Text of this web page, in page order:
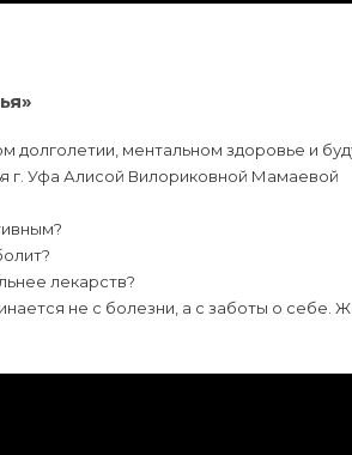
долголетии, ментальном здоровье и
г. Уфа Алисой Вилориковной Мамаевой
лекарств?
не с болезни, а с заботы о себе.